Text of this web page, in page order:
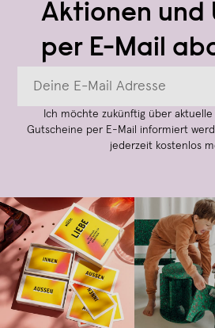
Aktionen und
per E-Mail
Ich möchte zukünftig über
Gutscheine per E-Mail informiert
jederzeit kostenlos